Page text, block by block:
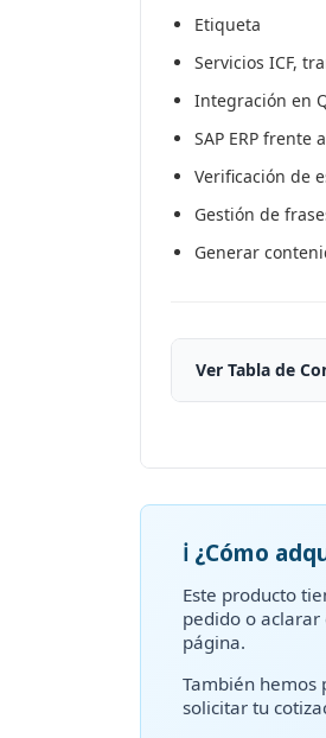
Etiqueta
Servicios ICF,
Integración en
SAP ERP frente
Verificación de
Gestión de
Generar
Ver Tabla de
ℹ️ ¿Cómo
Este producto
pedido o
página.
También hemos
solicitar tu